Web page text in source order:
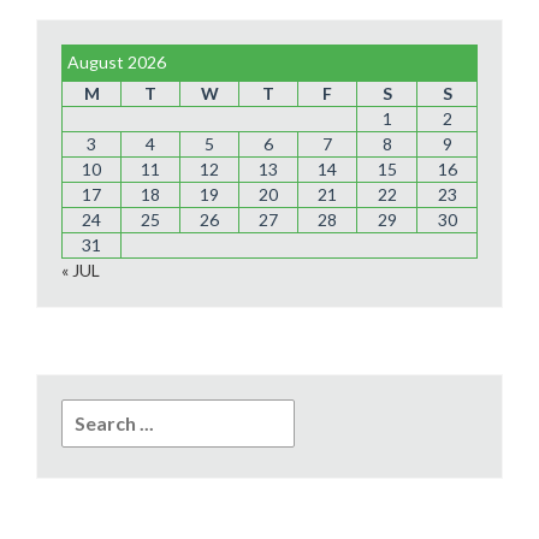
August 2026
M
T W T F S
S
1
2
3
4 5 6 7 8
9
10
11 12 13 14 15
16
17
18 19 20 21 22
23
24
25 26 27 28 29
30
31
« JUL
for: